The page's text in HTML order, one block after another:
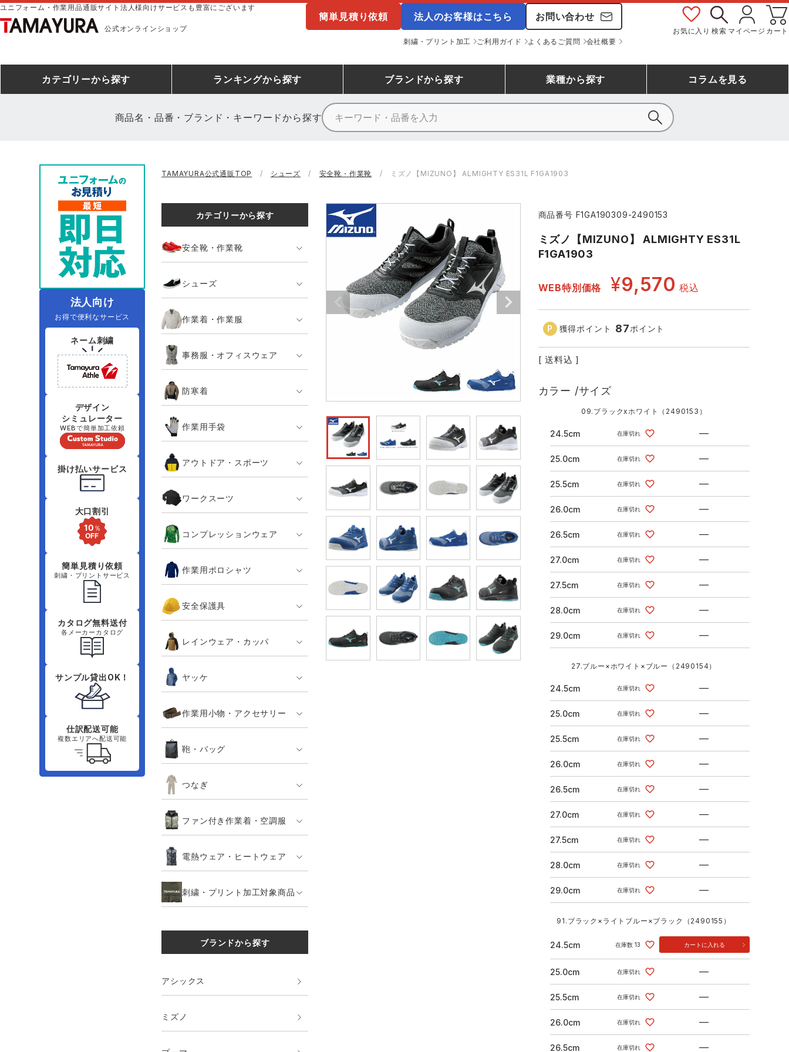
ユニフォーム・作業用品通販サイト法人様向けサービスも豊富にございます
公式オンラインショップ
簡単見積り依頼 法人のお客様はこちら お問い合わせ
刺繍・プリント加工 ご利用ガイド よくあるご質問 会社概要
お気に入り 検索 マイページ カート
カテゴリーから探す
防寒着
コンプレッションウェア 作業用ポロシャツ 安全保護具 レインウェア・カッパ
ヤッケ 作業用小物・アクセサリー類 鞄・バッグ類
ファン付きウェア（空調服シリー
ズ）
電熱ウェア・ヒートウェア 刺繍・プリント加工対象商品
ランキングから探す
ミズノ安全靴ランキング
空調服ランキング コンプレッションウェアランキング 作業用ポロシャツランキング 作業用手袋ランキング
レインウェアランキング アイズフロンティア ランキング TSDESIGN ランキング コーコス ランキング
アイトス ランキング ジーベック ランキング
ネーム刺繍・プリント加工対象商品
作業着
ニット
ファン付きウェア
防寒
カジュアル
ブランドから探す
アイズフロンティア
クロダルマ 桑和 山田辰 クレヒフク
住商モンブラン ボンマックス GUSH FORCE CUP
シンメン 日進ゴム ハイパーV 丸五
タカヤ商事 エアークラフト 自重堂 サーヴォ セロリー 大阪支店
アタックベース サンエス 中塚被服 イーブンリバー
藤井電工 福山ゴム工業
ビッグボーン商事株式会
社
業種から探す
農作業服
DIY・日曜大工作業服 飲食店ユニフォーム 運送・倉庫作業服 清掃・ビルメンテ作業服
夜間・高視認性安全服 医療白衣・介護服
コラムを見る
商品名・品番・ブランド・キーワードから探す
法人向け
お得で便利なサービス
ネーム刺繍
デザイン
シミュレーター
WEBで簡単加工依頼
掛け払いサービス
大口割引
簡単見積り依頼
刺繍・プリントサービス
カタログ無料送付
各メーカーカタログ
サンプル貸出OK！
仕訳配送可能
複数エリアへ配送可能
TAMAYURA公式通販TOP シューズ 安全靴・作業靴 ミズノ【MIZUNO】 ALMIGHTY ES31L F1GA1903
カテゴリーから探す
安全靴・作業靴
シューズ
作業着・作業服
事務服・オフィスウェア
防寒着
作業用手袋
アウトドア・スポーツ
ワークスーツ
コンプレッションウェア
作業用ポロシャツ
安全保護具
レインウェア・カッパ
ヤッケ
作業用小物・アクセサリー
鞄・バッグ
つなぎ
ファン付き作業着・空調服
電熱ウェア・ヒートウェア
刺繍・プリント加工対象商品
ブランドから探す
アシックス
ミズノ
商品番号 F1GA190309-2490153
ミズノ【MIZUNO】 ALMIGHTY ES31L
F1GA1903
WEB特別価格 ¥9,570 税込
獲得ポイント 87ポイント
送料込
カラー サイズ
09.ブラックxホワイト（2490153）
24.5cm 在庫切れ —
25.0cm 在庫切れ —
25.5cm 在庫切れ —
26.0cm 在庫切れ —
26.5cm 在庫切れ —
27.0cm 在庫切れ —
27.5cm 在庫切れ —
28.0cm 在庫切れ —
29.0cm 在庫切れ —
27.ブルー×ホワイト×ブルー（2490154）
24.5cm 在庫切れ —
25.0cm 在庫切れ —
25.5cm 在庫切れ —
26.0cm 在庫切れ —
26.5cm 在庫切れ —
27.0cm 在庫切れ —
27.5cm 在庫切れ —
28.0cm 在庫切れ —
29.0cm 在庫切れ —
91.ブラック×ライトブルー×ブラック（2490155）
24.5cm 在庫数 13 カートに入れる
25.0cm 在庫切れ —
25.5cm 在庫切れ —
26.0cm 在庫切れ —
26.5cm 在庫切れ —